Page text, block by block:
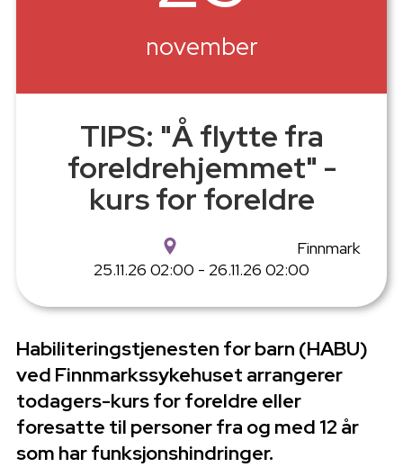
november
TIPS: "Å flytte fra
foreldrehjemmet" -
kurs for foreldre
Finnmark
25.11.26 02:00 - 26.11.26 02:00
Habiliteringstjenesten for barn (HABU)
ved Finnmarkssykehuset arrangerer
todagers-kurs for foreldre eller
foresatte til personer fra og med 12 år
som har funksjonshindringer.